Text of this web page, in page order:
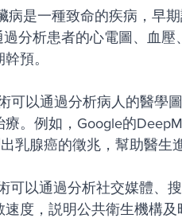
病是一種致命的疾病，早
分析患者的心電圖、血
預。
可以通過分析病人的醫學
。例如，Google的
乳腺癌的徵兆，幫助醫生
可以通過分析社交媒體、
度，説明公共衛生機構